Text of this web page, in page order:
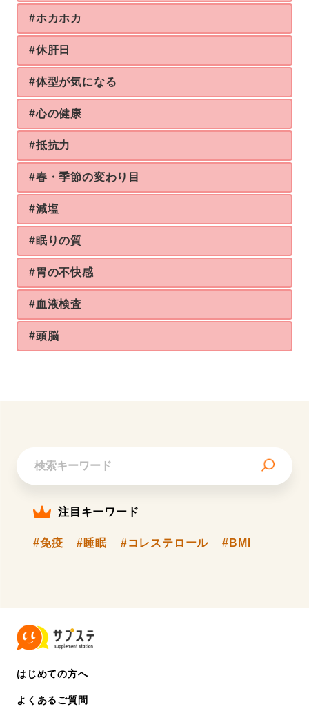
#ホカホカ
#休肝日
#体型が気になる
#心の健康
#抵抗力
#春・季節の変わり目
#減塩
#眠りの質
#胃の不快感
#血液検査
#頭脳
注目キーワード
#免疫 #睡眠 #コレステロール #BMI
はじめての方へ
よくあるご質問